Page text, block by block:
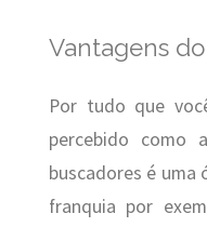
Vantagens
Por tudo que
percebido como a
buscadores é
franquia por